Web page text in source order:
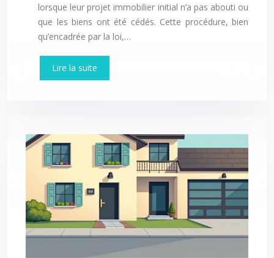
lorsque leur projet immobilier initial n’a pas abouti ou
que les biens ont été cédés. Cette procédure, bien
qu’encadrée par la loi,…
Lire la suite